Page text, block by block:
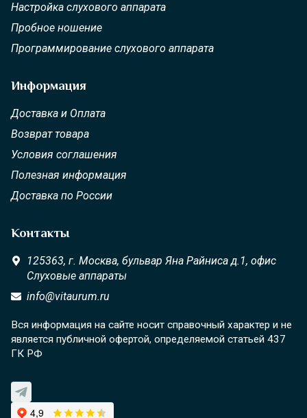
Настройка слухового аппарата
Пробное ношение
Программирование слухового аппарата
Информация
Доставка и Оплата
Возврат товара
Условия соглашения
Полезная информация
Доставка по России
Контакты
125363, г. Москва, бульвар Яна Райниса д.1, офис
Слуховые аппараты
info@vitaurum.ru
Вся информация на сайте носит справочный характер и не
является публичной офертой, определяемой статьей 437
ГК РФ